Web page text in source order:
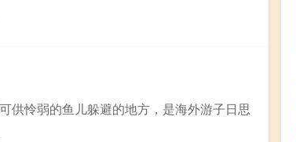
供怜弱的鱼儿躲避的地方，是海外游子日思